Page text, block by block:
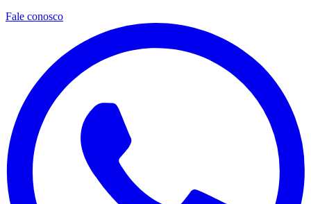
Fale conosco